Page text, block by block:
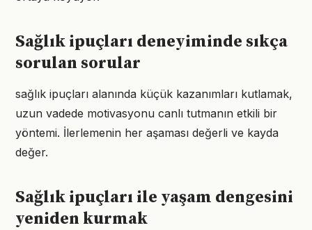
Sağlık ipuçları deneyiminde sıkça
sorulan sorular
sağlık ipuçları alanında küçük kazanımları kutlamak,
uzun vadede motivasyonu canlı tutmanın etkili bir
yöntemi. İlerlemenin her aşaması değerli ve kayda
değer.
Sağlık ipuçları ile yaşam dengesini
yeniden kurmak